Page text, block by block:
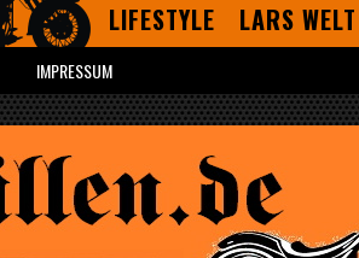
LIFESTYLE LARS WELT
IMPRESSUM